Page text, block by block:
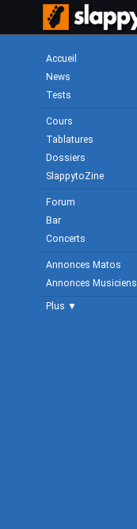
Accueil
News
Tests
Cours
Tablatures
Dossiers
SlappytoZine
Forum
Bar
Concerts
Annonces Matos
Annonces Musiciens
Plus ▼